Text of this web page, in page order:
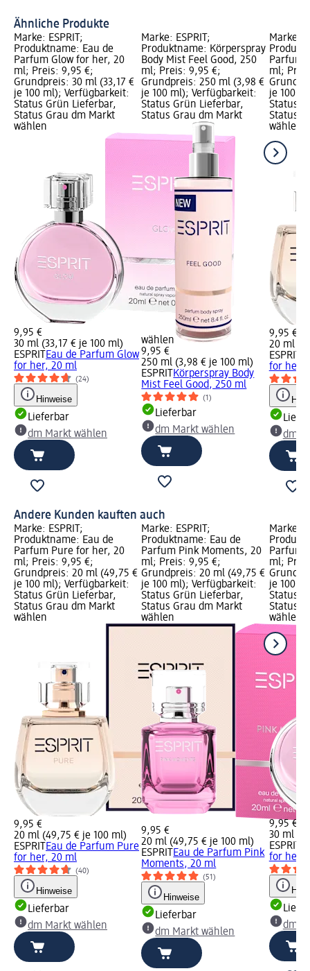
Ähnliche Produkte
Marke: ESPRIT;
Produktname: Eau de
Parfum Glow for her, 20
ml; Preis: 9,95 €;
Grundpreis: 30 ml (33,17 €
je 100 ml); Verfügbarkeit:
Status Grün Lieferbar,
Status Grau dm Markt
wählen
9,95 €
30 ml (33,17 € je 100 ml)
ESPRIT Eau de Parfum Glow
for her, 20 ml
(24)
Hinweise
Lieferbar
dm Markt wählen
Marke: ESPRIT;
Produktname: Körperspray
Body Mist Feel Good, 250
ml; Preis: 9,95 €;
Grundpreis: 250 ml (3,98 €
je 100 ml); Verfügbarkeit:
Status Grün Lieferbar,
Status Grau dm Markt
wählen
9,95 €
250 ml (3,98 € je 100 ml)
ESPRIT Körperspray Body
Mist Feel Good, 250 ml
(1)
Lieferbar
dm Markt wählen
Marke:
Parfum
ml;
je 100
Status
Status
wählen
9,95 €
20 ml
ESPRIT
for her,
dm
Andere Kunden kauften auch
Marke: ESPRIT;
Produktname: Eau de
Parfum Pure for her, 20
ml; Preis: 9,95 €;
Grundpreis: 20 ml (49,75 €
je 100 ml); Verfügbarkeit:
Status Grün Lieferbar,
Status Grau dm Markt
wählen
9,95 €
20 ml (49,75 € je 100 ml)
ESPRIT Eau de Parfum Pure
for her, 20 ml
(40)
Hinweise
Lieferbar
dm Markt wählen
Marke: ESPRIT;
Produktname: Eau de
Parfum Pink Moments, 20
ml; Preis: 9,95 €;
Grundpreis: 20 ml (49,75 €
je 100 ml); Verfügbarkeit:
Status Grün Lieferbar,
Status Grau dm Markt
wählen
9,95 €
20 ml (49,75 € je 100 ml)
ESPRIT Eau de Parfum Pink
Moments, 20 ml
(51)
Hinweise
Lieferbar
dm Markt wählen
Marke:
Parfum
ml;
je 100
Status
Status
wählen
9,95 €
30 ml
ESPRIT
for her,
dm